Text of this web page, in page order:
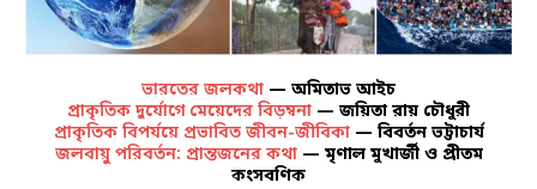
ভারতের জলকথা — অমিতাভ আইচ
প্রাকৃতিক দুর্যোগে মেয়েদের বিড়ম্বনা — জয়িতা রায় চৌধুরী
প্রাকৃতিক বিপর্যয়ে প্রভাবিত জীবন-জীবিকা— বিবর্তন ভট্টাচার্য
জলবায়ু পরিবর্তন: প্রান্তজনের কথা— মৃণাল মুখার্জী ও প্রীতম
কংসবণিক